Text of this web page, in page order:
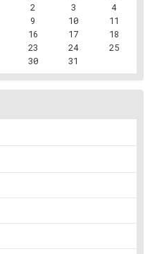
2 3
4
9 10
11
16 17
18
23 24
25
30 31